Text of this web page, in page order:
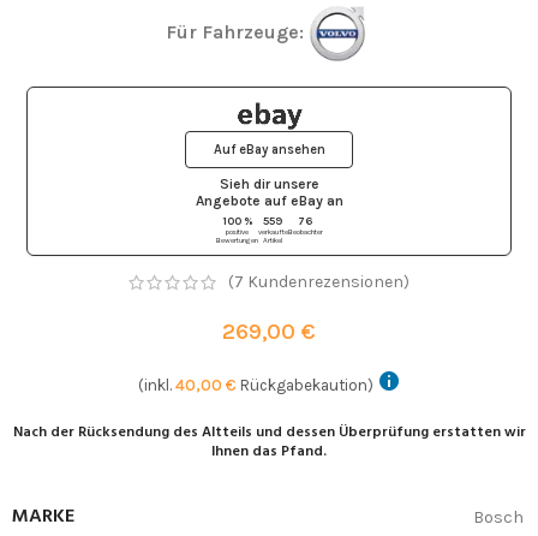
Für Fahrzeuge:
Sieh dir unsere
Angebote auf eBayan
100 %
positive
Bewertungen
559
verkaufte
Artikel
76
Beobachter
Auf eBay ansehen
(7 Kundenrezensionen)
269,00 €
(inkl. 40,00 € Rückgabekaution)
Nach der Rücksendung des Altteils und dessen Überprüfung erstatten wir
Ihnen das Pfand.
MARKE Bosch